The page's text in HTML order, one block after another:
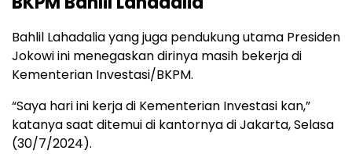
Bahlil Lahadalia yang juga pendukung utama Presiden
Jokowi ini menegaskan dirinya masih bekerja di
Kementerian Investasi/BKPM.
“Saya hari ini kerja di Kementerian Investasi kan,”
katanya saat ditemui di kantornya di Jakarta, Selasa
(30/7/2024).